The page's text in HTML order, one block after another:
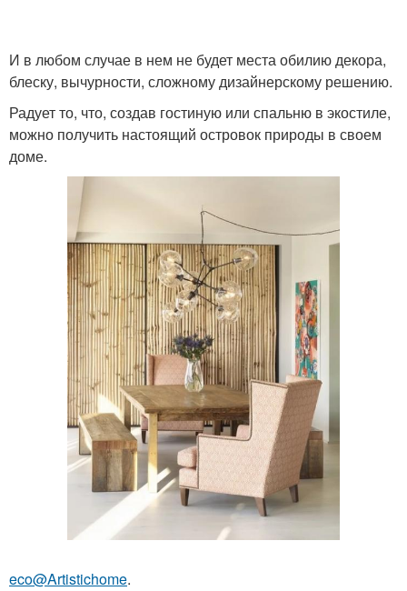
И в любом случае в нем не будет места обилию декора,
блеску, вычурности, сложному дизайнерскому решению.
Радует то, что, создав гостиную или спальню в экостиле,
можно получить настоящий островок природы в своем
доме.
eco@Artistichome.